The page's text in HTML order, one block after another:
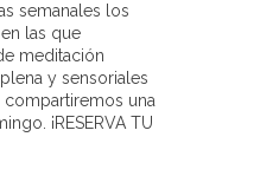
sema­nales
los
en las que
meditación
y sensoriales
una
¡RESERVA TU